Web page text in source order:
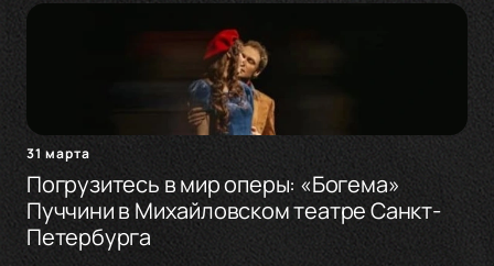
31 марта
Погрузитесь в мир оперы: «Богема»
Пуччини в Михайловском театре Санкт-
Петербурга